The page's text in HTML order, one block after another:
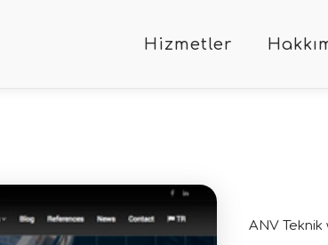
Hizmetler
ANV Teknik